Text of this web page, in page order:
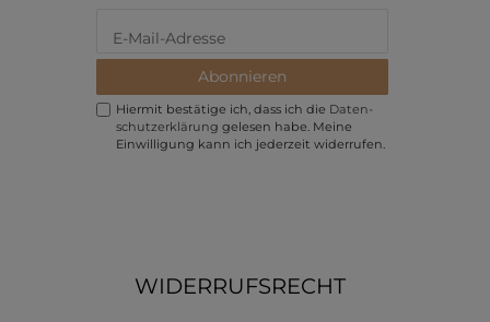
Abonnieren
Hiermit bestätige ich, dass ich die Daten­
schutz­erklärung gelesen habe. Meine
Einwilligung kann ich jederzeit widerrufen.
WIDERRUFSRECHT